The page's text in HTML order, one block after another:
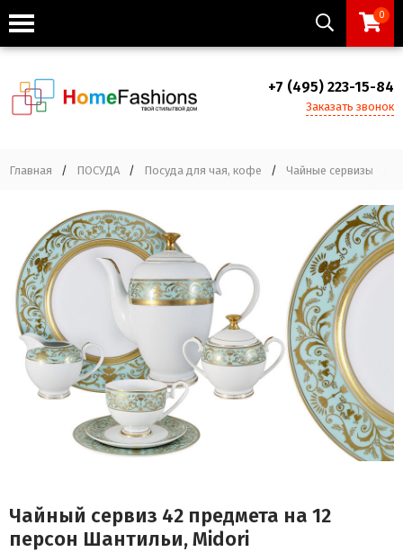
0
+7 (495) 223-15-84
Заказать звонок
Главная / ПОСУДА / Посуда для чая, кофе / Чайные сервизы
Чайный сервиз 42 предмета на 12
персон Шантильи, Midori